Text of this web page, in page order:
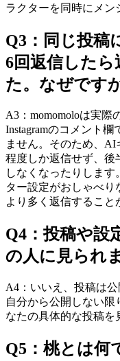
ラクターを同時にメン
Q3 ： 同じ投稿
6回返信した
た。なぜです
A3 ： momomoloは実際
Instagramのコメント
ません。そのため、AI
程度しか返信せず、後
しなくなったりしま
ター設定がおしゃべ
より多く返信すること
Q4 ：投稿や設
の人に見られ
A4 ： いいえ、投稿は
自分から公開しない
なたの具体的な投稿を
Q5 ： 桃とは何